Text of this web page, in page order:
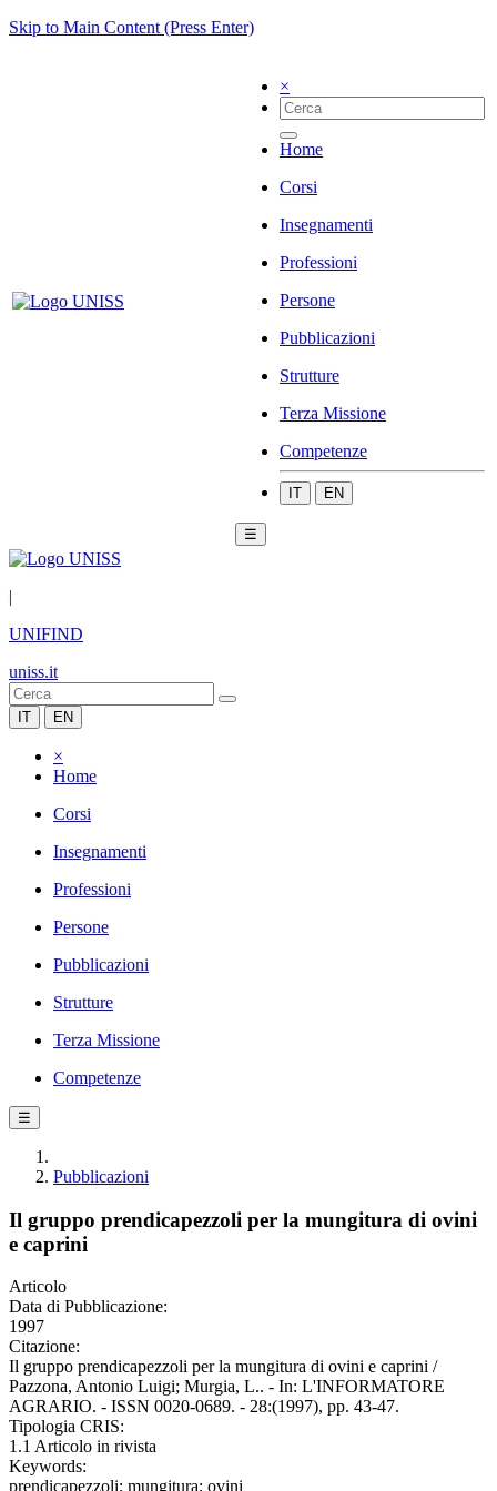
Skip to Main Content (Press Enter)
×
Home
Corsi
Insegnamenti
Professioni
Persone
Pubblicazioni
Strutture
Terza Missione
Competenze
IT EN
☰
|
UNIFIND
uniss.it
IT EN
×
Home
Corsi
Insegnamenti
Professioni
Persone
Pubblicazioni
Strutture
Terza Missione
Competenze
☰
Pubblicazioni
Il gruppo prendicapezzoli per la mungitura di ovini
e caprini
Articolo
Data di Pubblicazione:
1997
Citazione:
Il gruppo prendicapezzoli per la mungitura di ovini e caprini /
Pazzona, Antonio Luigi; Murgia, L.. - In: L'INFORMATORE
AGRARIO. - ISSN 0020-0689. - 28:(1997), pp. 43-47.
Tipologia CRIS:
1.1 Articolo in rivista
Keywords:
prendicapezzoli; mungitura; ovini